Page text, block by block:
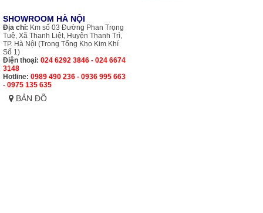
SHOWROOM HÀ NỘI
Địa chỉ: Km số 03 Đường Phan Trọng
Tuệ, Xã Thanh Liệt, Huyện Thanh Trì,
TP. Hà Nội (Trong Tổng Kho Kim Khí
Số 1)
Điện thoại: 024 6292 3846 - 024 6674
3148
Hotline: 0989 490 236 - 0936 995 663
- 0975 135 635
BẢN ĐỒ